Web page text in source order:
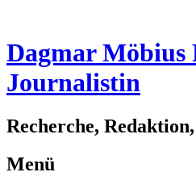
Dagmar Möbius
Journalistin
Recherche,
Menü